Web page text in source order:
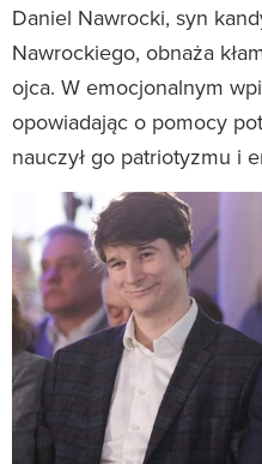
Daniel Nawrocki, syn
Nawrockiego, obnaża
ojca. W emocjonalnym
opowiadając o pomocy
nauczył go patriotyzmu i